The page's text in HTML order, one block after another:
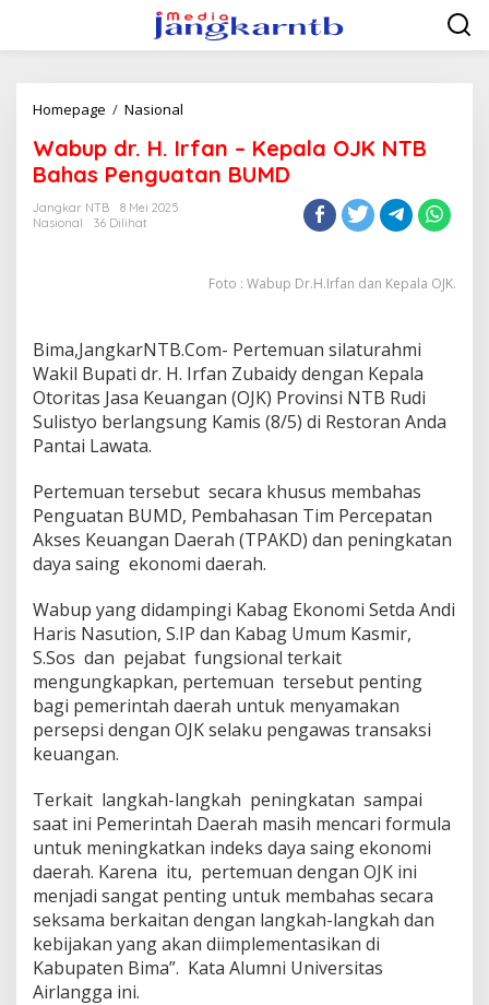
konten
Homepage / Nasional
H.
Irfan
-
Penguatan
Wabup dr. H. Irfan – Kepala OJK NTB
Bahas Penguatan BUMD
Jangkar NTB
8 Mei 2025
Nasional
36 Dilihat
Foto : Wabup Dr.H.Irfan dan Kepala OJK.
Bima,JangkarNTB.Com- Pertemuan silaturahmi
Wakil Bupati dr. H. Irfan Zubaidy dengan Kepala
Otoritas Jasa Keuangan (OJK) Provinsi NTB Rudi
Sulistyo berlangsung Kamis (8/5) di Restoran Anda
Pantai Lawata.
Pertemuan tersebut secara khusus membahas
Penguatan BUMD, Pembahasan Tim Percepatan
Akses Keuangan Daerah (TPAKD) dan peningkatan
daya saing ekonomi daerah.
Wabup yang didampingi Kabag Ekonomi Setda Andi
Haris Nasution, S.IP dan Kabag Umum Kasmir,
S.Sos dan pejabat fungsional terkait
mengungkapkan, pertemuan tersebut penting
bagi pemerintah daerah untuk menyamakan
persepsi dengan OJK selaku pengawas transaksi
keuangan.
Terkait langkah-langkah peningkatan sampai
saat ini Pemerintah Daerah masih mencari formula
untuk meningkatkan indeks daya saing ekonomi
daerah. Karena itu, pertemuan dengan OJK ini
menjadi sangat penting untuk membahas secara
seksama berkaitan dengan langkah-langkah dan
kebijakan yang akan diimplementasikan di
Kabupaten Bima”. Kata Alumni Universitas
Airlangga ini.